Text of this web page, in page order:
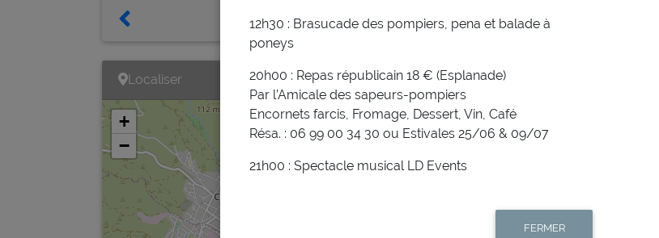
Localiser
+
−
Tournoi tennis
adultes
12h30 : Brasucade des pompiers, pena et balade à
poneys
20h00 : Repas républicain 18 € (Esplanade)
Par l’Amicale des sapeurs-pompiers
Encornets farcis, Fromage, Dessert, Vin, Café
Résa. : 06 99 00 34 30 ou Estivales 25/06 & 09/07
21h00 : Spectacle musical LD Events
FERMER